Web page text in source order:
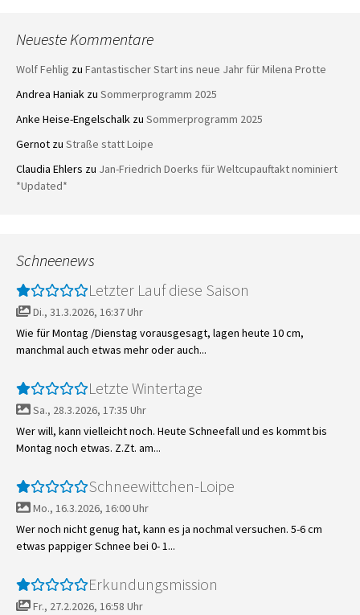
Neueste Kommentare
Wolf Fehlig zu Fantastischer Start ins neue Jahr für Milena Protte
Andrea Haniak zu Sommerprogramm 2025
Anke Heise-Engelschalk zu Sommerprogramm 2025
Gernot zu Straße statt Loipe
Claudia Ehlers zu Jan-Friedrich Doerks für Weltcupauftakt nominiert
*Updated*
Schneenews
Letzter Lauf diese Saison
Di., 31.3.2026, 16:37 Uhr
Wie für Montag /Dienstag vorausgesagt, lagen heute 10 cm,
manchmal auch etwas mehr oder auch...
Letzte Wintertage
Sa., 28.3.2026, 17:35 Uhr
Wer will, kann vielleicht noch. Heute Schneefall und es kommt bis
Montag noch etwas. Z.Zt. am...
Schneewittchen-Loipe
Mo., 16.3.2026, 16:00 Uhr
Wer noch nicht genug hat, kann es ja nochmal versuchen. 5-6 cm
etwas pappiger Schnee bei 0- 1...
Erkundungsmission
Fr., 27.2.2026, 16:58 Uhr